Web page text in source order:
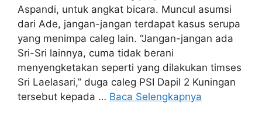
Aspandi, untuk angkat bicara. Muncul asumsi
dari Ade, jangan-jangan terdapat kasus serupa
yang menimpa caleg lain. “Jangan-jangan ada
Sri-Sri lainnya, cuma tidak berani
menyengketakan seperti yang dilakukan timses
Sri Laelasari,” duga caleg PSI Dapil 2 Kuningan
tersebut kepada … Baca Selengkapnya